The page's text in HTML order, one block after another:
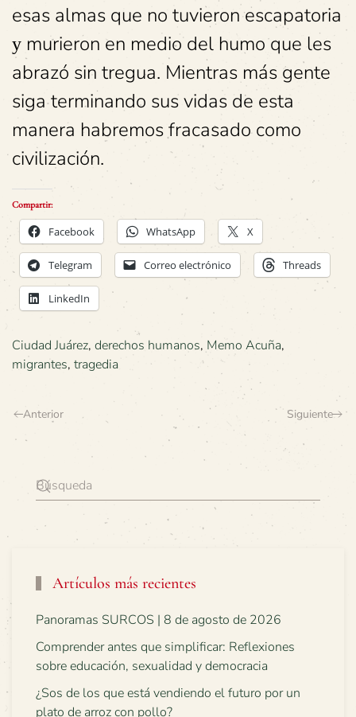
esas almas que no tuvieron escapatoria
y murieron en medio del humo que les
abrazó sin tregua. Mientras más gente
siga terminando sus vidas de esta
manera habremos fracasado como
civilización.
Compartir:
Facebook WhatsApp X
Telegram Correo electrónico Threads
LinkedIn
Ciudad Juárez, derechos humanos, Memo Acuña,
migrantes, tragedia
Anterior Siguiente
Artículos más recientes
Panoramas SURCOS | 8 de agosto de 2026
Comprender antes que simplificar: Reflexiones
sobre educación, sexualidad y democracia
¿Sos de los que está vendiendo el futuro por un
plato de arroz con pollo?